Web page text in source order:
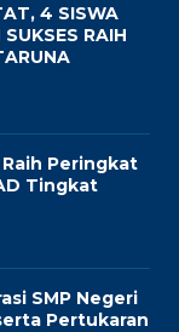
4 SISWA
RAIH
Peringkat
Tingkat
SMP Negeri
Pertukaran